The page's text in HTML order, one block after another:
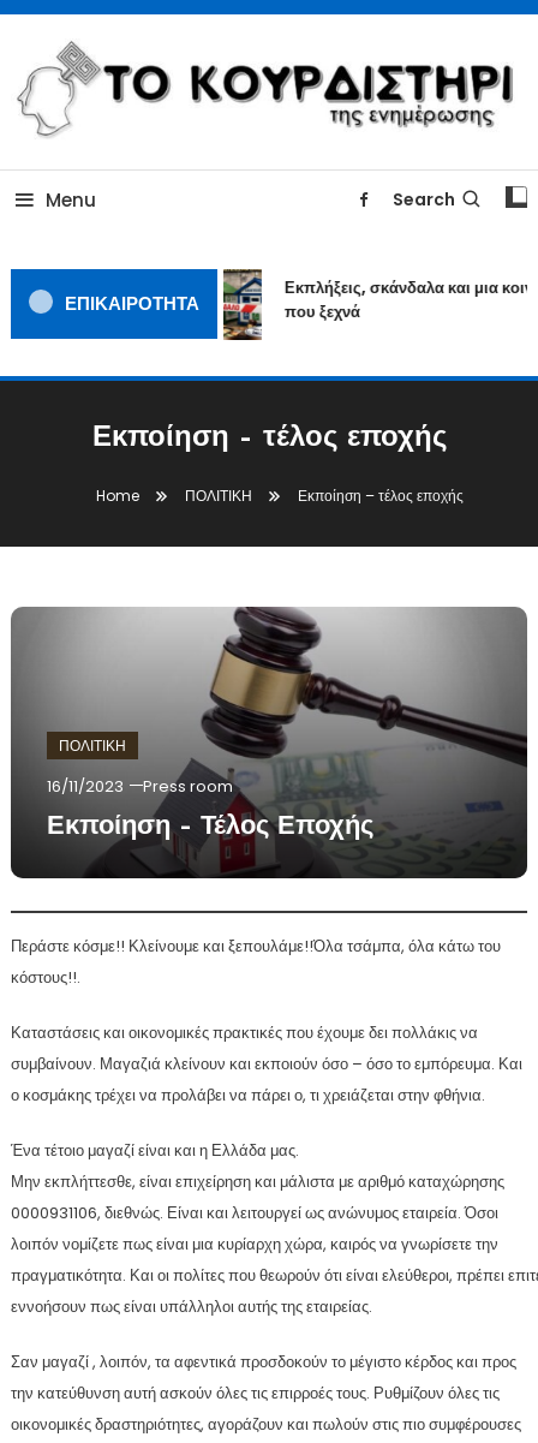
Skip
Content
TOKOURDISTIRI.GR
Menu Search
ΕΠΙΚΑΙΡΟΤΗΤΑ
Εκπλήξεις, σκάνδαλα και μια
που ξεχνά
Εκποίηση – τέλος εποχής
Home ΠΟΛΙΤΙΚΗ Εκποίηση – τέλος εποχής
ΠΟΛΙΤΙΚΗ
16/11/2023 Press room
Εκποίηση – Τέλος Εποχής
Περάστε κόσμε!! Κλείνουμε και ξεπουλάμε!!Όλα τσάμπα, όλα κάτω του
κόστους!!.
Καταστάσεις και οικονομικές πρακτικές που έχουμε δει πολλάκις να
συμβαίνουν. Μαγαζιά κλείνουν και εκποιούν όσο – όσο το εμπόρευμα. Και
ο κοσμάκης τρέχει να προλάβει να πάρει ο, τι χρειάζεται στην φθήνια.
Ένα τέτοιο μαγαζί είναι και η Ελλάδα μας.
Μην εκπλήττεσθε, είναι επιχείρηση και μάλιστα με αριθμό καταχώρησης
0000931106, διεθνώς. Είναι και λειτουργεί ως ανώνυμος εταιρεία. Όσοι
λοιπόν νομίζετε πως είναι μια κυρίαρχη χώρα, καιρός να γνωρίσετε την
πραγματικότητα. Και οι πολίτες που θεωρούν ότι είναι ελεύθεροι, πρέπει
εννοήσουν πως είναι υπάλληλοι αυτής της εταιρείας.
Σαν μαγαζί , λοιπόν, τα αφεντικά προσδοκούν το μέγιστο κέρδος και προς
την κατεύθυνση αυτή ασκούν όλες τις επιρροές τους. Ρυθμίζουν όλες τις
οικονομικές δραστηριότητες, αγοράζουν και πωλούν στις πιο συμφέρουσες